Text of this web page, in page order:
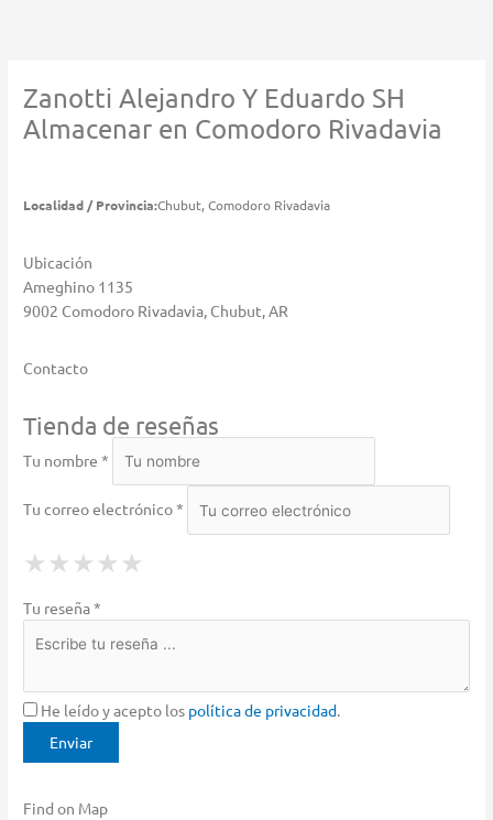
Zanotti Alejandro Y Eduardo SH
Almacenar en Comodoro Rivadavia
Localidad / Provincia:Chubut, Comodoro Rivadavia
Ubicación
Ameghino 1135
9002 Comodoro Rivadavia, Chubut, AR
Contacto
Tienda de reseñas
Tu nombre *
Tu correo electrónico *
★ 1 Star
★ ★ 2 Stars
★ ★ ★ 3 Stars
★ ★ ★ ★ 4 Stars
★ ★ ★ ★ ★
Tu reseña *
He leído y acepto los política de privacidad.
Find on Map